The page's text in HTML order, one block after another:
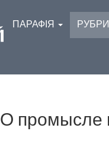
ПАРАФІЯ
О промысле